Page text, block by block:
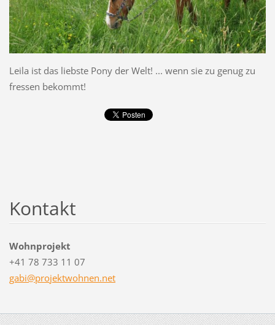
Leila ist das liebste Pony der Welt! ... wenn sie zu genug zu
fressen bekommt!
Kontakt
Wohnprojekt
+41 78 733 11 07
gabi@projektwohnen.net